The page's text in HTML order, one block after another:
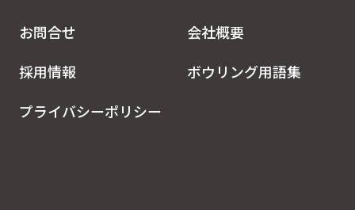
お問合せ
会社概要
採用情報
ボウリング用語集
プライバシーポリシー